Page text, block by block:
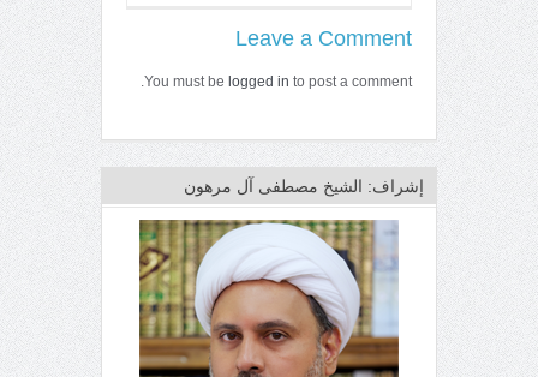
Leave a Comment
You must be logged in to post a comment.
إشراف: الشيخ مصطفى آل مرهون